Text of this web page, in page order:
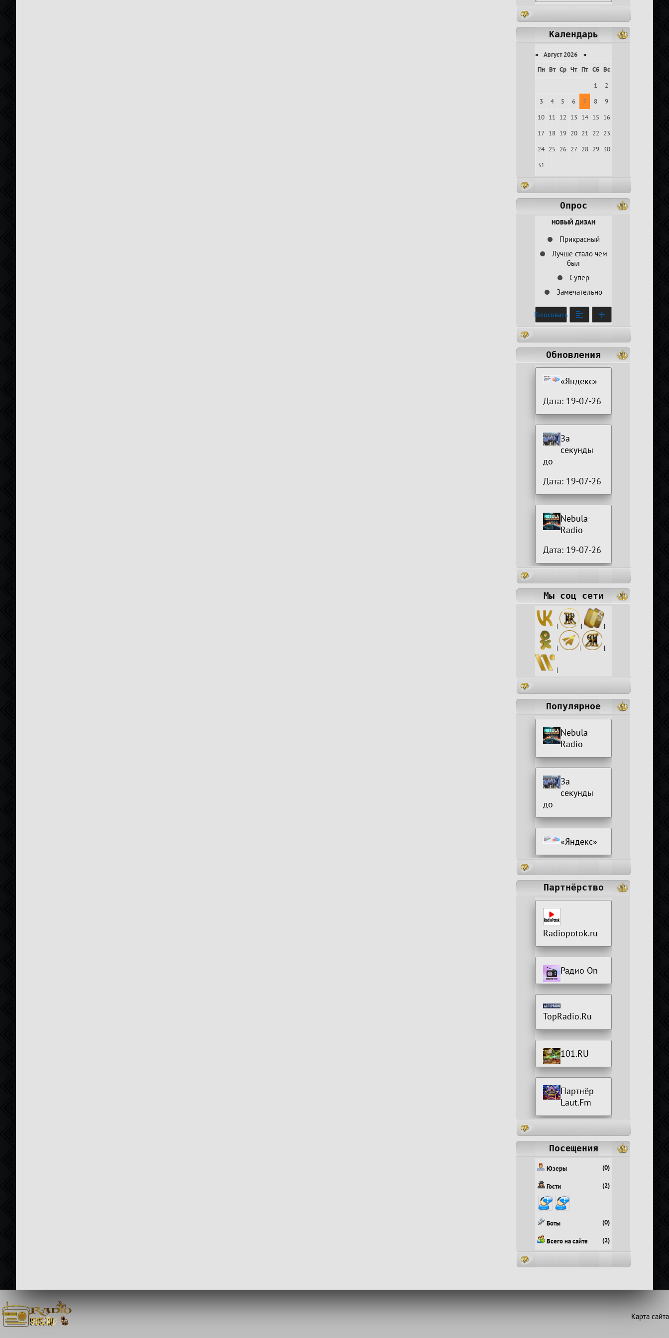
Календарь
« Август 2026 »
Пн Вт Ср Чт Пт Сб Вс
1
2
3
4 5 6 7 8
9
10 11 12 13 14 15 16
17 18 19 20 21 22 23
24 25 26 27 28 29 30
31
Опрос
НОВЫЙ ДИЗАН
Прикрасный
Лучше стало чем
был
Супер
Замечательно
Голосовать
Обновления
«Яндекс»
Дата: 19-07-26
За
секунды
до
Дата: 19-07-26
Nebula-
Radio
Дата: 19-07-26
Мы соц сети
| | |
| | |
|
Популярное
Nebula-
Radio
За
секунды
до
«Яндекс»
Партнёрство
Radiopotok.ru
Радио On
TopRadio.Ru
101.RU
Партнёр
Laut.Fm
Посещения
Юзеры (0)
Гости (2)
Боты (0)
Всего на сайте (2)
Карта сайта